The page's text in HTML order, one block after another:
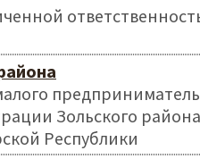
Зольского района
Республики